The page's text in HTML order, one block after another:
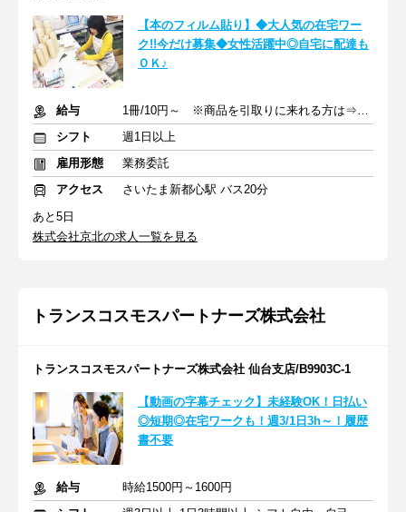
【本のフィルム貼り】◆大人気の在宅ワー
ク!!今だけ募集◆女性活躍中◎自宅に配達も
ＯＫ♪
給与
1冊/10円～ ※商品を引取りに来れる方は⇒1冊/12円～
シフト
週1日以上
雇用形態
業務委託
アクセス
さいたま新都心駅 バス20分
あと5日
株式会社京北の求人一覧を見る
トランスコスモスパートナーズ株式会社
トランスコスモスパートナーズ株式会社 仙台支店/B9903C-1
【動画の字幕チェック】未経験OK！日払い
◎短期◎在宅ワークも！週3/1日3h～！履歴
書不要
給与
時給1500円～1600円